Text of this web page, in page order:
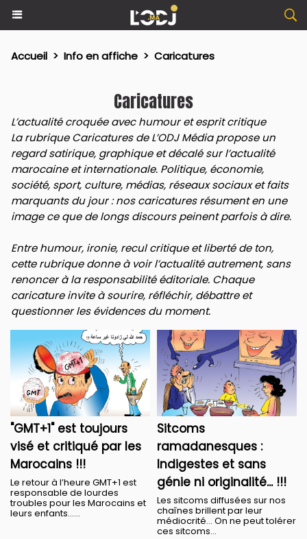
Accueil > Info en affiche > Caricatures
Caricatures
L’actualité croquée avec humour et esprit critique
La rubrique Caricatures de L’ODJ Média propose un
regard satirique, graphique et décalé sur l’actualité
marocaine et internationale. Politique, économie,
société, sport, culture, médias, réseaux sociaux et faits
marquants du jour : nos caricatures résument en une
image ce que de longs discours peinent parfois à dire.
Entre humour, ironie, recul critique et liberté de ton,
cette rubrique donne à voir l’actualité autrement, sans
renoncer à la responsabilité éditoriale. Chaque
caricature invite à sourire, réfléchir, débattre et
questionner les évidences du moment.
"GMT+1" est toujours
visé et critiqué par les
Marocains !!!
Le retour à l’heure GMT+1 est
responsable de lourdes
troubles pour les Marocains et
leurs enfants…...
Sitcoms
ramadanesques :
Indigestes et sans
génie ni originalité... !!!
Les sitcoms diffusées sur nos
chaînes brillent par leur
médiocrité… On ne peut tolérer
ces sitcoms...